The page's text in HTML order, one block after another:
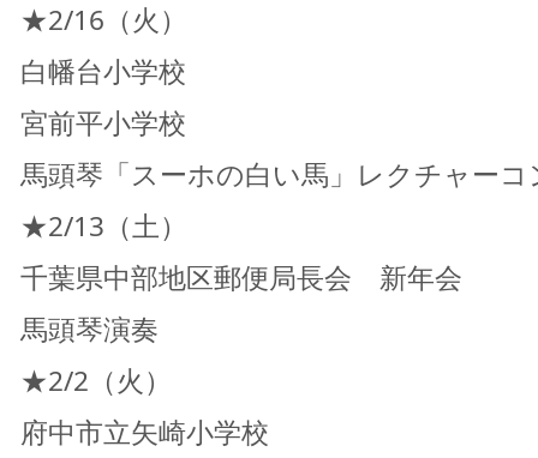
★2/16（火）
白幡台小学校
宮前平小学校
馬頭琴「スーホの白い馬」レクチャー
★2/13（土）
千葉県中部地区郵便局長会 新年会
馬頭琴演奏
★2/2（火）
府中市立矢崎小学校